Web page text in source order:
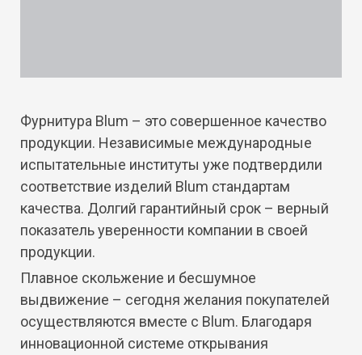
Фурнитура Blum – это совершенное качество
продукции. Независимые международные
испытательные институты уже подтвердили
соответствие изделий Blum стандартам
качества. Долгий гарантийный срок – верный
показатель уверенности компании в своей
продукции.
Плавное скольжение и бесшумное
выдвижение – сегодня желания покупателей
осуществляются вместе с Blum. Благодаря
инновационной системе открывания